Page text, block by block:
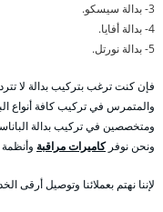
3- بدالة سيسكو.
4- بدالة أفايا.
5- بدالة نورتل.
فإن كنت ترغب بتركيب بدالة لا
والمتمرس في تركيب كافة أنواع
ومتخصصين في تركيب بدالة
ونحن نوفركاميرات مراقبة وأنظمة
لإننا نهتم بعملائنا وتوصيل أرقى